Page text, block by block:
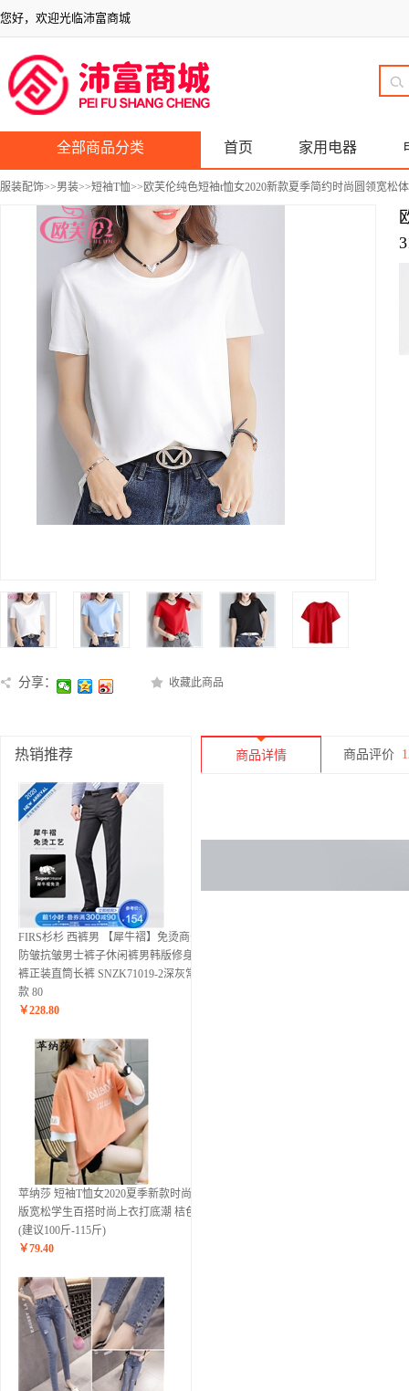
您好，欢迎光临沛富商城
全部商品分类 首页 家用电器
服装配饰>>男装>>短袖T恤>>欧芙伦纯色短袖t恤女2020新款夏季简约时尚圆领宽松
分享： 收藏此商品
热销推荐
FIRS杉杉 西裤男 【犀牛褶】免烫商务
防皱抗皱男士裤子休闲裤男韩版修身西
裤正装直筒长裤 SNZK71019-2深灰常规
款 80
￥228.80
苹纳莎 短袖T恤女2020夏季新款时尚韩
版宽松学生百搭时尚上衣打底潮 桔色 L
(建议100斤-115斤)
￥79.40
商品详情 商品评价